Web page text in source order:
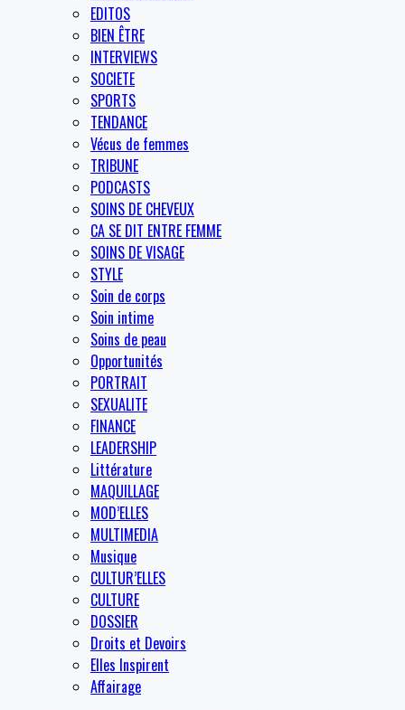
EDITOS
BIEN ÊTRE
INTERVIEWS
SOCIETE
SPORTS
TENDANCE
Vécus de femmes
TRIBUNE
PODCASTS
SOINS DE CHEVEUX
CA SE DIT ENTRE FEMME
SOINS DE VISAGE
STYLE
Soin de corps
Soin intime
Soins de peau
Opportunités
PORTRAIT
SEXUALITE
FINANCE
LEADERSHIP
Littérature
MAQUILLAGE
MOD’ELLES
MULTIMEDIA
Musique
CULTUR’ELLES
CULTURE
DOSSIER
Droits et Devoirs
Elles Inspirent
Affairage